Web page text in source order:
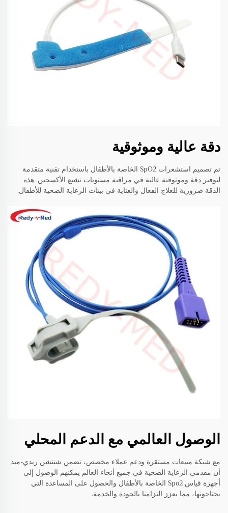
دقة عالية وموثوقية
تم تصميم استشعرات SpO2 الخاصة بالأطفال باستخدام تقنية متقدمة
لتوفير دقة وموثوقية عالية في مراقبة مستويات تشبع الأكسجين. هذه
الدقة ضرورية للعلاج الفعال والعناية في بيئات الرعاية الصحية للأطفال.
الوصول العالمي مع الدعم المحلي
مع شبكة مبيعات مستقرة ودعم عملاء مخصص، تضمن شنتشن ريدي-ميد
أن مقدمي الرعاية الصحية في جميع أنحاء العالم يمكنهم الوصول إلى
أجهزة قياس Spo2 الخاصة بالأطفال والحصول على المساعدة التي
يحتاجونها، مما يعزز التزامنا بالجودة والخدمة.